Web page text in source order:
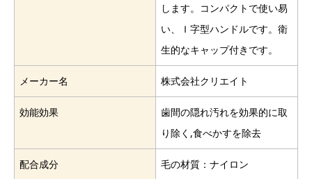
します。コンパクトで使い易
い、Ｉ字型ハンドルです。衛
生的なキャップ付きです。
メーカー名 株式会社クリエイト
効能効果
歯間の隠れ汚れを効果的に取
り除く,食べかすを除去
配合成分
毛の材質：ナイロン